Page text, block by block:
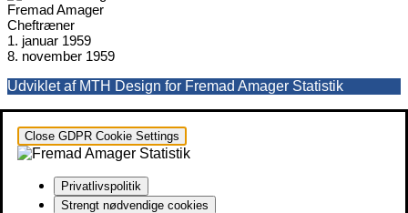
Fremad Amager
Cheftræner
1. januar 1959
8. november 1959
Udviklet af MTH Design for Fremad Amager Statistik
Close GDPR Cookie Settings
Privatlivspolitik
Strengt nødvendige cookies